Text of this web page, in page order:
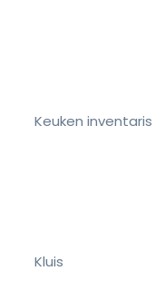
Keuken inventaris
Kluis